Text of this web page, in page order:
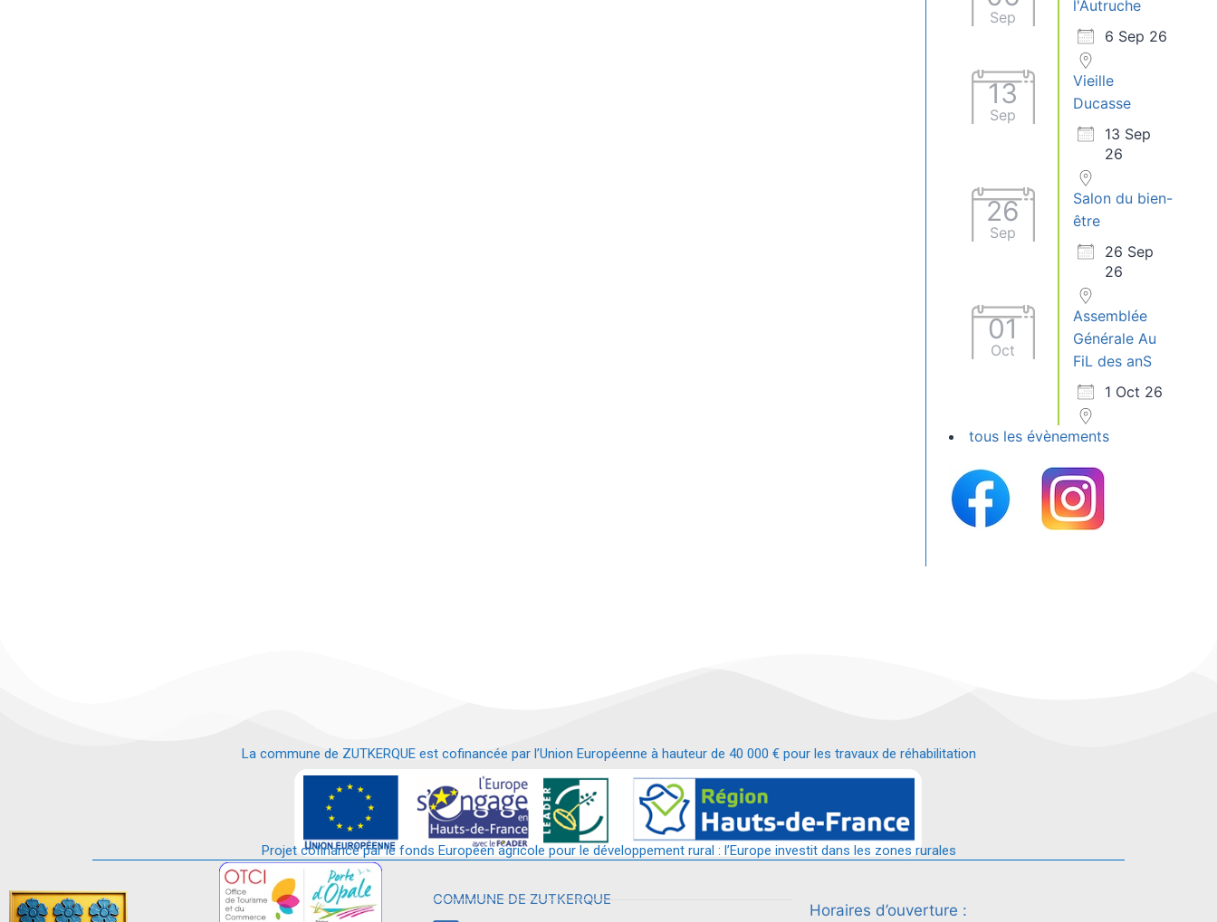
Sep
l'Autruche
6 Sep 26
13
Sep
Vieille
Ducasse
13 Sep
26
26
Sep
Salon du bien-
être
26 Sep
26
01
Oct
Assemblée
Générale Au
FiL des anS
1 Oct 26
tous les évènements
La commune de ZUTKERQUE est cofinancée par l’Union Européenne à hauteur de 40 000 € pour les travaux de réhabilitation
et requalification d’un bâtiment en services et commerces de proximité.
Projet cofinancé par le fonds Européen agricole pour le développement rural : l’Europe investit dans les zones rurales
COMMUNE DE ZUTKERQUE
Horaires d’ouverture :